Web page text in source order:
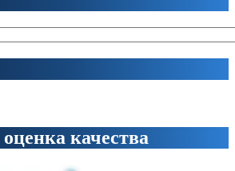
качества